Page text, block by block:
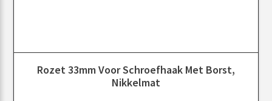
Rozet 33mm Voor Schroefhaak Met Borst,
Nikkelmat